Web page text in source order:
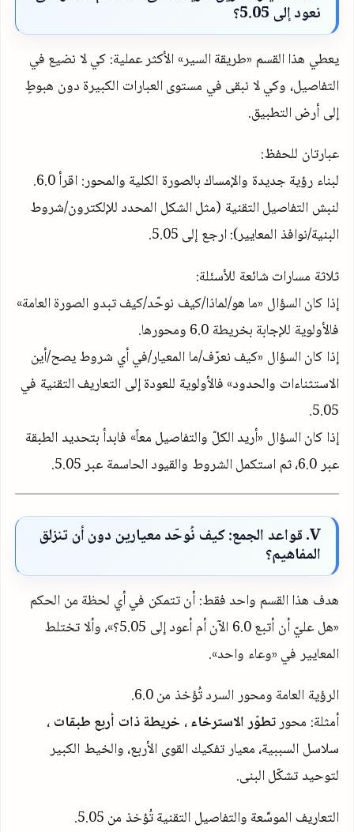
نعود إلى5.05؟
يعطي هذا القسم «طريقة السير» الأكثر عملية: كي لا نضيع في
التفاصيل، وكي لا نبقى في مستوى العبارات الكبيرة دون هبوطٍ
إلى أرض التطبيق.
عبارتان للحفظ:
لبناء رؤية جديدة والإمساك بالصورة الكلية والمحور: اقرأ6.0
.
لنبش التفاصيل التقنية (مثل الشكل المحدد للإلكترون/شروط
البنية/نوافذ المعايير): ارجع إلى 5.05
.
ثلاثة مسارات شائعة للأسئلة:
إذا كان السؤال «ما هو/لماذا/كيف نوحّد/كيف تبدو الصورة العامة»
فالأولوية للإجابة بخريطة 6.0 ومحورها.
إذا كان السؤال «كيف نعرّف/ما المعيار/في أي شروط يصح/أين
الاستثناءات والحدود» فالأولوية للعودة إلى التعاريف التقنية في
5.05
.
إذا كان السؤال «أريد الكلّ والتفاصيل معاً» فابدأ بتحديد الطبقة
عبر6.0، ثم استكمل الشروط والقيود الحاسمة عبر5.05
.
V. قواعد الجمع: كيف نُوحّد معيارين دون أن تنزلق
المفاهيم؟
هدف هذا القسم واحد فقط: أن تتمكن في أي لحظة من الحكم
«هل عليّ أن أتبع6.0 الآن أم أعود إلى 5.05؟»، وألا تختلط
المعايير في «وعاء واحد».
الرؤية العامة ومحور السرد تُؤخذ من6.0
.
أمثلة: محورتطوّر الاسترخاء، خريطة ذات أربع طبقات ،
سلاسل السببية، معيار تفكيك القوى الأربع، والخيط الكبير
لتوحيد تشكّل البنى.
التعاريف الموسَّعة والتفاصيل التقنية تُؤخذ من 5.05
.